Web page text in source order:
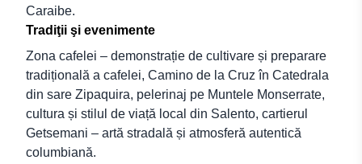
Caraibe.
Tradiţii şi evenimente
Zona cafelei – demonstrație de cultivare și preparare
tradițională a cafelei, Camino de la Cruz în Catedrala
din sare Zipaquira, pelerinaj pe Muntele Monserrate,
cultura și stilul de viață local din Salento, cartierul
Getsemani – artă stradală și atmosferă autentică
columbiană.